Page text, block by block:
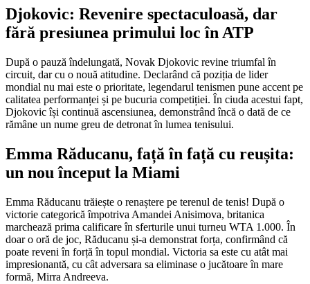
Djokovic: Revenire spectaculoasă, dar
fără presiunea primului loc în ATP
După o pauză îndelungată, Novak Djokovic revine triumfal în
circuit, dar cu o nouă atitudine. Declarând că poziția de lider
mondial nu mai este o prioritate, legendarul tenismen pune accent pe
calitatea performanței și pe bucuria competiției. În ciuda acestui fapt,
Djokovic își continuă ascensiunea, demonstrând încă o dată de ce
rămâne un nume greu de detronat în lumea tenisului.
Emma Răducanu, față în față cu reușita:
un nou început la Miami
Emma Răducanu trăiește o renaștere pe terenul de tenis! După o
victorie categorică împotriva Amandei Anisimova, britanica
marchează prima calificare în sferturile unui turneu WTA 1.000. În
doar o oră de joc, Răducanu și-a demonstrat forța, confirmând că
poate reveni în forță în topul mondial. Victoria sa este cu atât mai
impresionantă, cu cât adversara sa eliminase o jucătoare în mare
formă, Mirra Andreeva.